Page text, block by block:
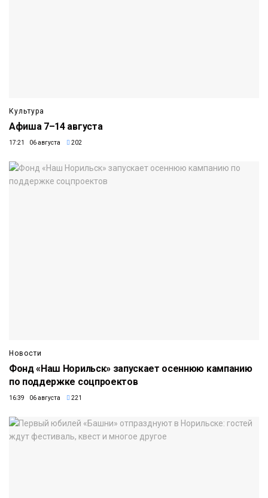
Культура
Афиша 7–14 августа
17:21 06 августа 202
Новости
Фонд «Наш Норильск» запускает осеннюю кампанию
по поддержке соцпроектов
16:39 06 августа 221